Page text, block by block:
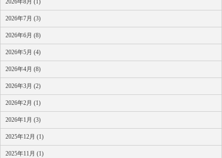
2026年8月 (1)
2026年7月 (3)
2026年6月 (8)
2026年5月 (4)
2026年4月 (8)
2026年3月 (2)
2026年2月 (1)
2026年1月 (3)
2025年12月 (1)
2025年11月 (1)